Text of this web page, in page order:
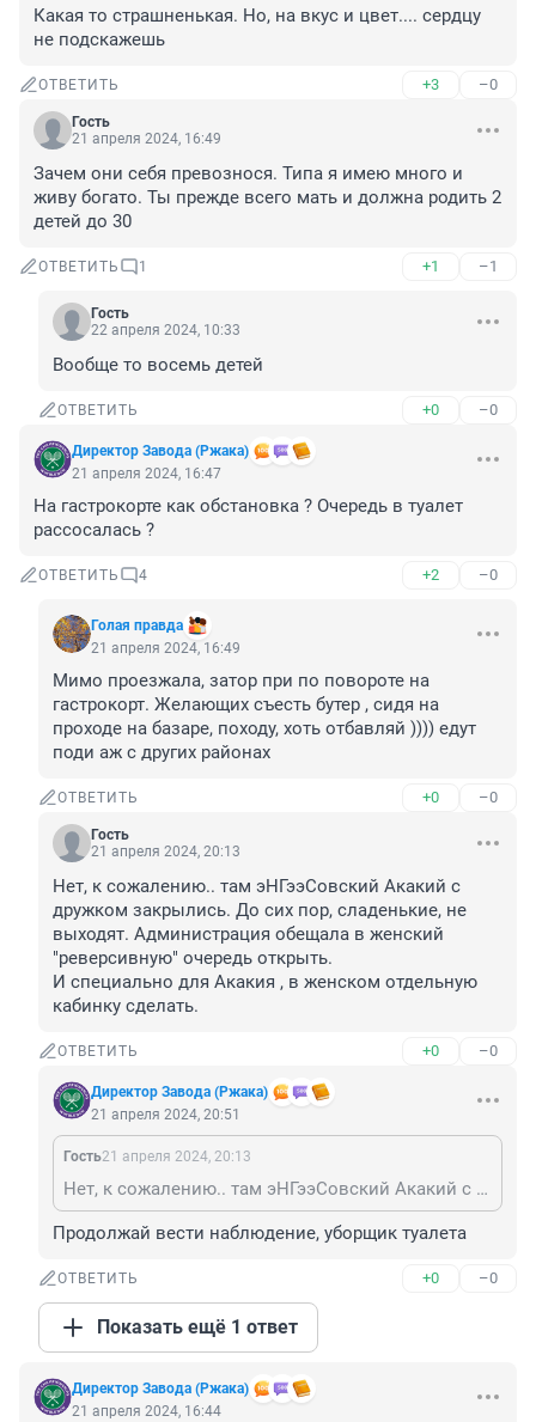
Какая то страшненькая. Но, на вкус и цвет.... сердцу
не подскажешь
ОТВЕТИТЬ +3 –0
Гость
21 апреля 2024, 16:49
Зачем они себя превознося. Типа я имею много и
живу богато. Ты прежде всего мать и должна родить 2
детей до 30
ОТВЕТИТЬ 1 +1 –1
Гость
22 апреля 2024, 10:33
Вообще то восемь детей
ОТВЕТИТЬ +0 –0
Директор Завода (Ржака)
21 апреля 2024, 16:47
На гастрокорте как обстановка ? Очередь в туалет
рассосалась ?
ОТВЕТИТЬ 4 +2 –0
Голая правда
21 апреля 2024, 16:49
Мимо проезжала, затор при по повороте на
гастрокорт. Желающих съесть бутер , сидя на
проходе на базаре, походу, хоть отбавляй )))) едут
поди аж с других районах
ОТВЕТИТЬ +0 –0
Гость
21 апреля 2024, 20:13
Нет, к сожалению.. там эНГээСовский Акакий с
дружком закрылись. До сих пор, сладенькие, не
выходят. Администрация обещала в женский
"реверсивную" очередь открыть.
И специально для Акакия , в женском отдельную
кабинку сделать.
ОТВЕТИТЬ +0 –0
Директор Завода (Ржака)
21 апреля 2024, 20:51
Гость21 апреля 2024, 20:13
Нет, к сожалению.. там эНГээСовский Акакий с дружком закрылись. До сих пор, сладенькие, не выходят. Администрация обещала в женский "реверсивную" очередь открыть. И специально для Акакия , в женском отдельную кабинку сделать.
Продолжай вести наблюдение, уборщик туалета
ОТВЕТИТЬ +0 –0
Показать ещё 1 ответ
Директор Завода (Ржака)
21 апреля 2024, 16:44